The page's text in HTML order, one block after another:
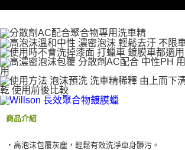
權轉讓予恩沛科技股份有限公司。
https://aftee.tw/terms/#terms3
３．未成年的使用者請事先徵得法定代理人或監護人之
「AFTEE先享後付」，若未經同意申辦者引起之損失
任。
４．使用「AFTEE先享後付」時，將依據個別帳號之
時審查核予不同之上限額度；若仍有額度不足之情形
請求用戶進行身份認證。
５．嚴禁一人註冊多個帳號或使用他人資訊註冊。若
恩沛科技股份有限公司將有權停止該用戶之使用額度並
宅配(外島)
每筆NT$300
付款後門市自取
免運費
國際宅配-直送海外
商品介紹
・高泡沫包覆灰塵，輕鬆有效洗淨車身髒污。